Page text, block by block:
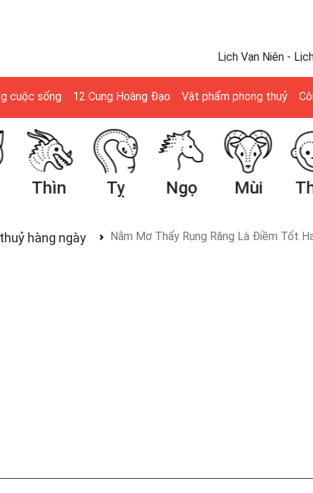
Lịch Vạn Niên -
cuộc sống 12 Cung Hoàng Đạo Vật phẩm phong thuỷ
Thìn Tỵ Ngọ Mùi
hàng ngày Nằm Mơ Thấy Rụng Răng Là Điềm Tốt